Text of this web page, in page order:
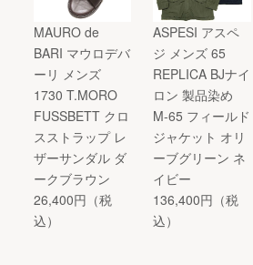
MAURO de
BARI マウロデバ
ーリ メンズ
1730 T.MORO
FUSSBETT クロ
スストラップ レ
ザーサンダル ダ
ークブラウン
26,400円（税
込）
ASPESI アスペ
ジ メンズ 65
REPLICA BJナイ
ロン 製品染め
M-65 フィールド
ジャケット オリ
ーブグリーン ネ
イビー
136,400円（税
込）